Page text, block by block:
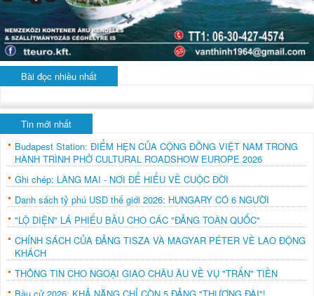
Bài đọc nhiều nhất
Tin mới nhất
Budapest Station: ĐIỂM HẸN CỦA CỘNG ĐỒNG VIỆT NAM TRONG
HÀNH TRÌNH PHỞ CULTURAL ROADSHOW EUROPE 2026
Ghi chép: LÀNG MAI - NƠI ĐỂ HIỂU VỀ CUỘC ĐỜI
Danh sách tỷ phú USD thế giới 2026: HUNGARY CÓ 6 NGƯỜI
"LỘ DIỆN" LÁ PHIẾU BẦU CHO CÁC "ĐẢNG TOÀN QUỐC"
CHÍNH SÁCH CỦA ĐẢNG TISZA VÀ MAGYAR PÉTER VỀ LAO ĐỘNG
KHÁCH
THÔNG TIN CHO NGOẠI GIAO CHÂU ÂU VỀ VỤ "TRẤN" TIỀN